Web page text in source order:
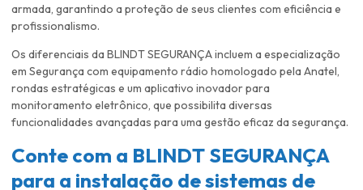
armada, garantindo a proteção de seus clientes com eficiência e
profissionalismo.
Os diferenciais da BLINDT SEGURANÇA incluem a especialização
em Segurança com equipamento rádio homologado pela Anatel,
rondas estratégicas e um aplicativo inovador para
monitoramento eletrônico, que possibilita diversas
funcionalidades avançadas para uma gestão eficaz da segurança.
Conte com a BLINDT SEGURANÇA
para a instalação de sistemas de